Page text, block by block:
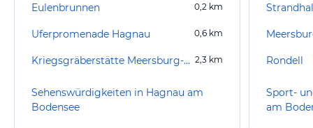
Eulenbrunnen 0,2 km
Uferpromenade Hagnau 0,6 km
Kriegsgräberstätte Meersburg-Lerchenberg 2,3 km
Sehenswürdigkeiten in Hagnau am
Bodensee
Rondell
Sport-
am